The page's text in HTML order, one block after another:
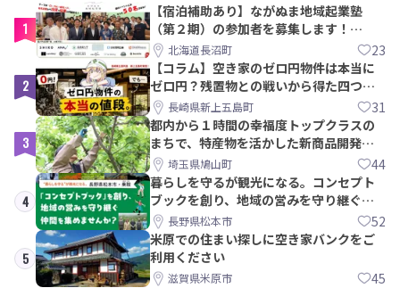
1
【宿泊補助あり】ながぬま地域起業塾
（第２期）の参加者を募集します！
【8/21〆】
北海道長沼町 23
2
【コラム】空き家のゼロ円物件は本当に
ゼロ円？残置物との戦いから得た四つの
教訓｜新上五島町
長崎県新上五島町 31
3
都内から１時間の幸福度トップクラスの
まちで、特産物を活かした新商品開発＆
PRメンバー募集！
埼玉県鳩山町 44
4
暮らしを守るが観光になる。コンセプト
ブックを創り、地域の営みを守り継ぐ仲
間を集めませんか？
長野県松本市 52
5
米原での住まい探しに空き家バンクをご
利用ください
滋賀県米原市 45